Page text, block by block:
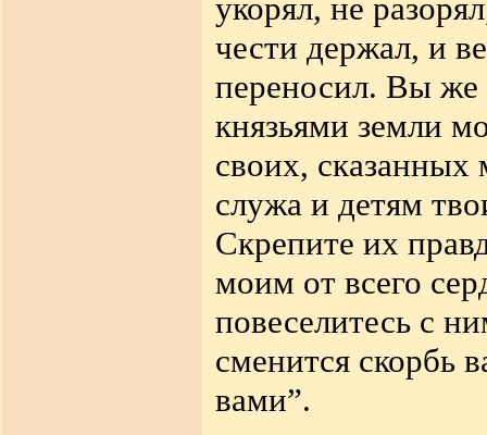
укорял, не
чести держал, и
переносил. Вы же
князьями земли
своих,
служа и детям
Скрепите их
моим от всего
повеселитесь с
сменится скорбь
вами”.